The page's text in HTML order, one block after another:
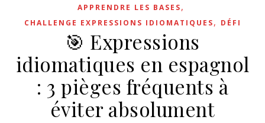
APPRENDRE LES BASES,
CHALLENGE EXPRESSIONS IDIOMATIQUES, DÉFI
🎯 Expressions
idiomatiques en espagnol
: 3 pièges fréquents à
éviter absolument